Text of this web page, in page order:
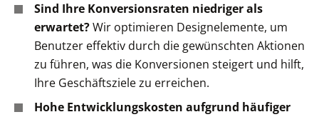
Sind Ihre Konversionsraten niedriger als
erwartet?Wir optimieren Designelemente, um
Benutzer effektiv durch die gewünschten Aktionen
zu führen, was die Konversionen steigert und hilft,
Ihre Geschäftsziele zu erreichen.
Hohe Entwicklungskosten aufgrund häufiger